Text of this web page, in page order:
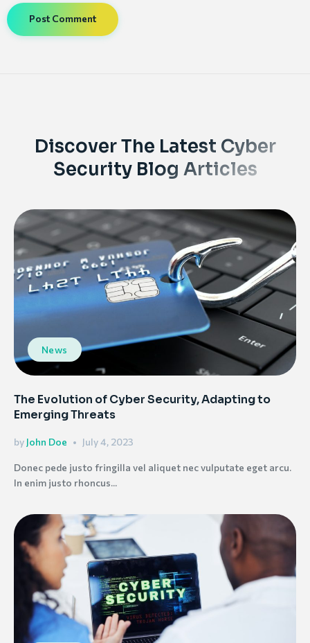
Discover The Latest Cyber
Security Blog Articles
News
The Evolution of Cyber Security, Adapting to
Emerging Threats
by John Doe July 4, 2023
Donec pede justo fringilla vel aliquet nec vulputate eget arcu.
In enim justo rhoncus...